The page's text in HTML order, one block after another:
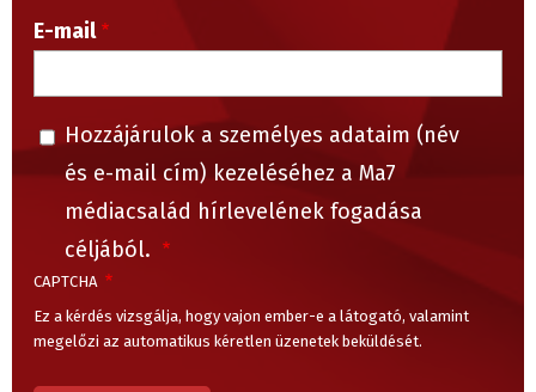
E-mail
Hozzájárulok a személyes adataim (név
és e-mail cím) kezeléséhez a Ma7
médiacsalád hírlevelének fogadása
céljából.
CAPTCHA
Ez a kérdés vizsgálja, hogy vajon ember-e a látogató, valamint
megelőzi az automatikus kéretlen üzenetek beküldését.